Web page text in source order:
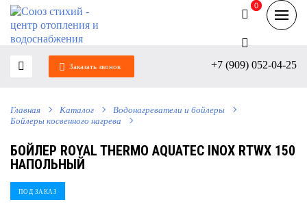
+7 (909) 052-04-25
Заказать звонок
0
0
Главная Каталог
Водонагреватели и бойлеры
Бойлеры косвенного нагрева
БОЙЛЕР ROYAL THERMO AQUATEC INOX RTWX 150
НАПОЛЬНЫЙ
ПОД ЗАКАЗ